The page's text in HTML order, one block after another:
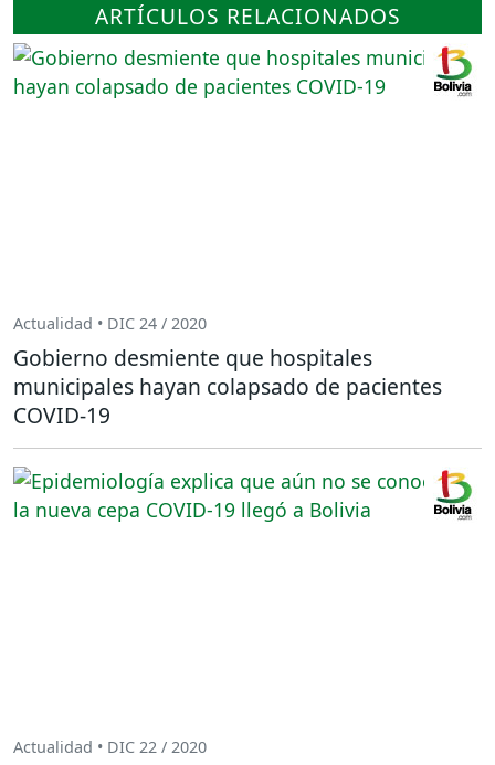
ARTÍCULOS RELACIONADOS
Actualidad • DIC 24 / 2020
Gobierno desmiente que hospitales
municipales hayan colapsado de pacientes
COVID-19
Actualidad • DIC 22 / 2020